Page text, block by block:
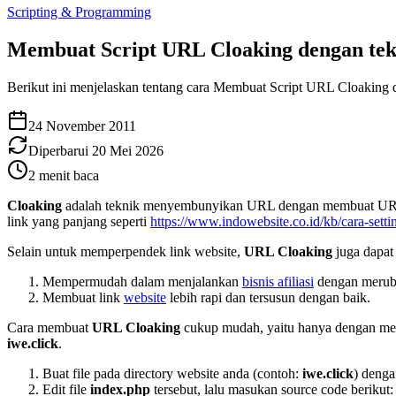
Scripting & Programming
Membuat Script URL Cloaking dengan
Berikut ini menjelaskan tentang cara Membuat Script URL
24 November 2011
Diperbarui 20 Mei 2026
2 menit baca
Cloaking adalah teknik menyembunyikan URL dengan membuat
link yang panjang seperti https://www.indowebsite.co.id/kb/cara-
Selain untuk memperpendek link website, URL Cloaking juga
Mempermudah dalam menjalankan bisnis afiliasi dengan
Membuat link website lebih rapi dan tersusun dengan baik.
Cara membuat URL Cloaking cukup mudah, yaitu hanya dengan
iwe.click.
Buat file pada directory website anda (contoh: iwe.click)
Edit file index.php tersebut, lalu masukan source code berikut: